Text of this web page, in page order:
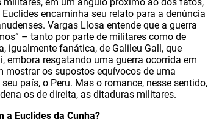
encaminha seu relato para a denúncia
Vargas Llosa entende que a guerra
– tanto por parte de militares como de
igualmente fanática, de Galileu Gall, que
embora resgatando uma guerra ocorrida em
mostrar os supostos equívocos de uma
país, o Peru. Mas o romance, nesse sentido,
os de direita, as ditaduras militares.
a Euclides da Cunha?